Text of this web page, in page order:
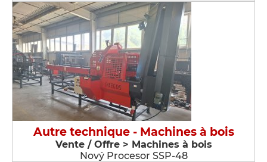
Autre technique - Machines à bois
Vente / Offre > Machines à bois
Nový Procesor SSP-48